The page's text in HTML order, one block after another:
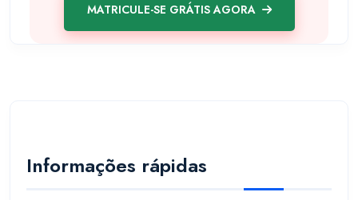
MATRICULE-SE GRÁTIS AGORA
Informações rápidas